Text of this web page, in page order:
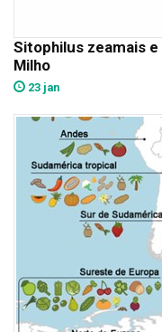
Sitophilus zeamais
Milho
23 jan